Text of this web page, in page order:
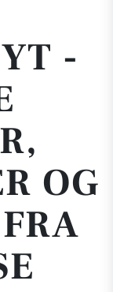
-
OG